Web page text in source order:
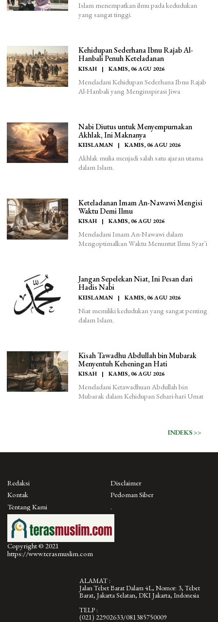
Islam menempatkan ilmu pada kedudukan
yang sangat tinggi.
Kehidupan Sederhana Ibnu Rajab Al-
Hanbali Penuh Keteladanan
KISAH | KAMIS, 06 AGU 2026
Meneladani Kehidupan Sederhana Ibnu Rajab
Al-Hanbali yang Menginspirasi Jiwa
Nabi Diutus untuk Menyempurnakan
Akhlak, Ini Maknanya
KEISLAMAN | KAMIS, 06 AGU 2026
Akhlak mulia menjadi salah satu ajaran utama
dalam Islam.
Keteladanan Imam An-Nawawi Mengisi
Waktu Demi Ilmu
KISAH | KAMIS, 06 AGU 2026
Meneladani Imam An-Nawawi dalam
Mengoptimalkan Waktu Menuntut Ilmu Syar`i
Jangan Sepelekan Niat, Ini Pesan dari
Hadis Nabi
KEISLAMAN | KAMIS, 06 AGU 2026
Niat memiliki kedudukan yang sangat penting
dalam Islam.
Kisah Tawadhu Abdullah bin Mubarak
Menyentuh Keheningan Hati
KISAH | KAMIS, 06 AGU 2026
Meneladani Ketawadhuan Abdullah bin
Mubarak dalam Kehidupan Sehari-hari Umat
INDEKS >>
Redaksi
Kontak
Tentang Kami
Disclaimer
Pedoman Siber
.
Copyright © 2021
https://www.terasmuslim.com
ALAMAT :
Jalan Tebet Barat Dalam 4L, Nomor: 3, Tebet
Barat, Jakarta Selatan, DKI Jakarta, Indonesia
TELP :
(021) 22902633/081385750009